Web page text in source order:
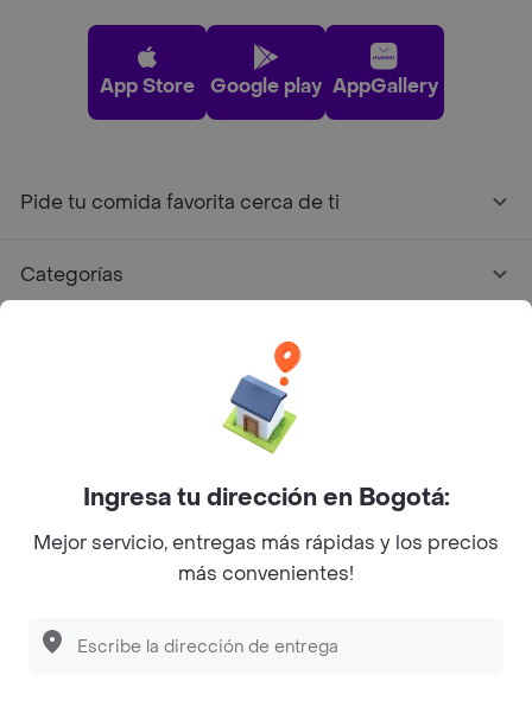
App Store Google play AppGallery
Pide tu comida favorita cerca de ti
Categorías
Facebook
Twitter
Instagram
©2026Rappi Inc. All rights reserved.
Ingresa tu dirección en Bogotá:
Mejor servicio, entregas más rápidas y los precios
más convenientes!